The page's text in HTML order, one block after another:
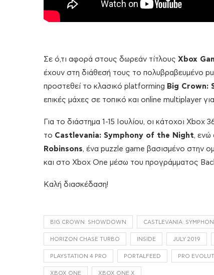
Σε ό,τι αφορά στους δωρεάν τίτλους Xbox
έχουν στη διάθεσή τους το πολυβραβευμένο
προστεθεί το κλασικό platforming Big Crown:
επικές μάχες σε τοπικό και online multiplayer
Για το διάστημα 1-15 Ιουλίου, οι κάτοχοι
το Castlevania: Symphony of the Night, ενώ
Robinsons, ένα puzzle game βασισμένο στην
και στο Xbox One μέσω του προγράμματος
Καλή διασκέδαση!
BIG CROWN: SHOWDOWN CASTLEVANIA:
HORIZON CHASE TURBO INSIDE JULY 2019
PLAYSTATION 4 PRO PORTALFEED PRO
XBOX ONE XBOX ONE X